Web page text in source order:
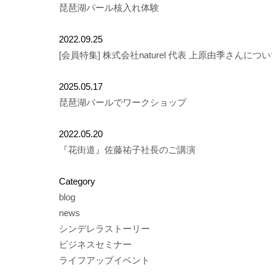
琵琶湖パール核入れ体験
2022.09.25
[会員特集] 株式会社naturel 代表 上原由季さんにつ
2025.05.17
琵琶湖パールでワークショップ
2022.05.20
『花街道』佐藤祐子社長のご講演
Category
blog
news
シンデレラストーリー
ビジネスセミナー
ライフアップイベント